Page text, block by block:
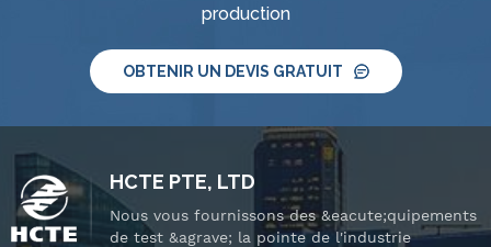
production
OBTENIR UN DEVIS GRATUIT
HCTE PTE, LTD
Nous vous fournissons des &eacute;quipements
de test &agrave; la pointe de l'industrie